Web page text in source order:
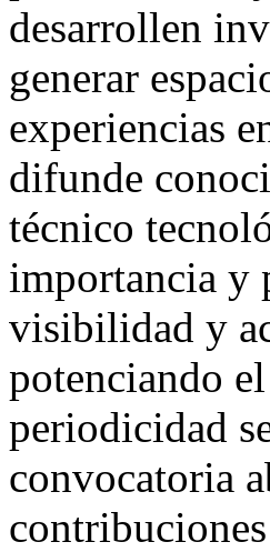
desarrollen
generar
experiencias
difunde
técnico
importancia y
visibilidad y
potenciando
periodicidad
convocatoria